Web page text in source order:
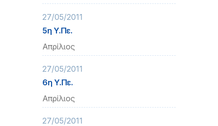
27/05/2011
5η Υ.Πε.
Απρίλιος
27/05/2011
6η Υ.Πε.
Απρίλιος
27/05/2011